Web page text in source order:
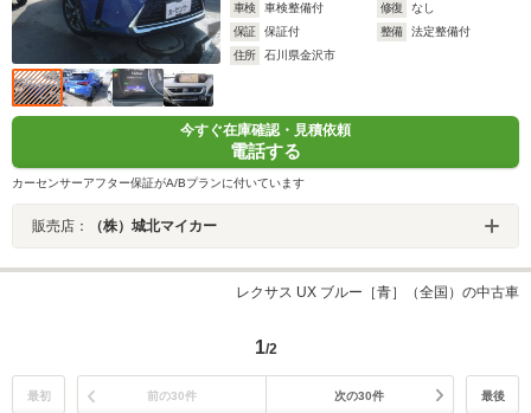
車検
車検整備付 修復
なし
保証
保証付 整備
法定整備付
住所
石川県金沢市
今すぐ在庫確認・見積依頼
電話する
カーセンサーアフター保証がA/Bプランに付いています
販売店： （株）城北マイカー
レクサス UX ブルー［青］（全国）の中古車
1/2
最初 前の30件 次の30件 最後